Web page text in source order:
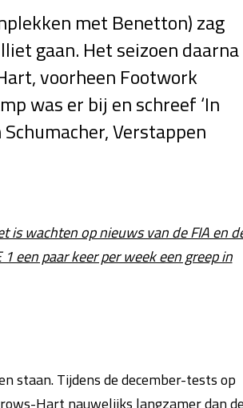
met Benetton) zag
gaan. Het seizoen daarna
voorheen Footwork
was er bij en schreef ‘In
Verstappen
is wachten op nieuws van de FIA en
een paar keer per week een greep in
staan. Tijdens de december-tests op
Hart nauwelijks langzamer dan de